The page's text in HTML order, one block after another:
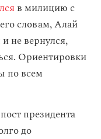
в милицию с
словам, Алай
не вернулся,
Ориентировки
по всем
президента
до